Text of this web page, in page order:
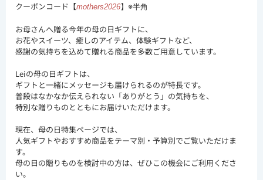
クーポンコード【mothers2026】 ※半角
お母さんへ贈る今年の母の日ギフトに、
お花やスイーツ、癒しのアイテム、体験ギフトなど、
感謝の気持ちを込めて贈れる商品を多数ご用意しています。
Leiの母の日ギフトは、
ギフトと一緒にメッセージも届けられるのが特長です。
普段はなかなか伝えられない「ありがとう」の気持ちを、
特別な贈りものとともにお届けいただけます。
現在、母の日特集ページでは、
人気ギフトやおすすめ商品をテーマ別・予算別でご覧いただけま
す。
母の日の贈りものを検討中の方は、ぜひこの機会にご利用くださ
い。